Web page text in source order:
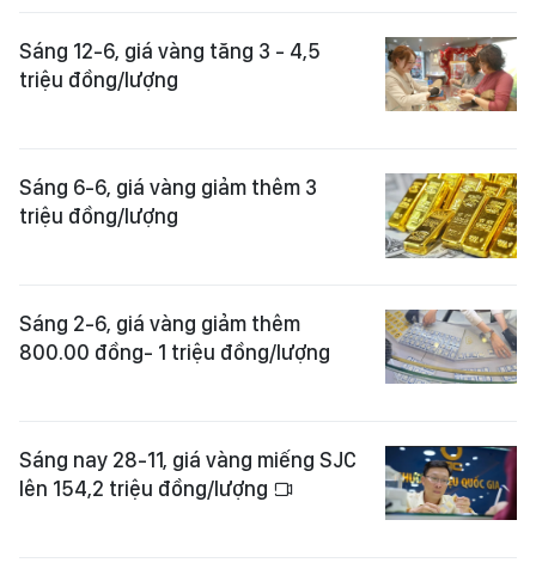
Sáng 12-6, giá vàng tăng 3 - 4,5
triệu đồng/lượng
Sáng 6-6, giá vàng giảm thêm 3
triệu đồng/lượng
Sáng 2-6, giá vàng giảm thêm
800.00 đồng- 1 triệu đồng/lượng
Sáng nay 28-11, giá vàng miếng SJC
lên 154,2 triệu đồng/lượng